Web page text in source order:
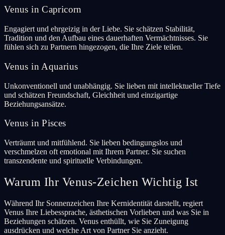
Venus in Capricorn
Engagiert und ehrgeizig in der Liebe. Sie schätzen Stabilität,
Tradition und den Aufbau eines dauerhaften Vermächtnisses. Sie
fühlen sich zu Partnern hingezogen, die Ihre Ziele teilen.
Venus in Aquarius
Unkonventionell und unabhängig. Sie lieben mit intellektueller Tiefe
und schätzen Freundschaft, Gleichheit und einzigartige
Beziehungsansätze.
Venus in Pisces
Verträumt und mitfühlend. Sie lieben bedingungslos und
verschmelzen oft emotional mit Ihrem Partner. Sie suchen
transzendente und spirituelle Verbindungen.
Warum Ihr Venus-Zeichen Wichtig Ist
Während Ihr Sonnenzeichen Ihre Kernidentität darstellt, regiert
Venus Ihre Liebessprache, ästhetischen Vorlieben und was Sie in
Beziehungen schätzen. Venus enthüllt, wie Sie Zuneigung
ausdrücken und welche Art von Partner Sie anzieht.